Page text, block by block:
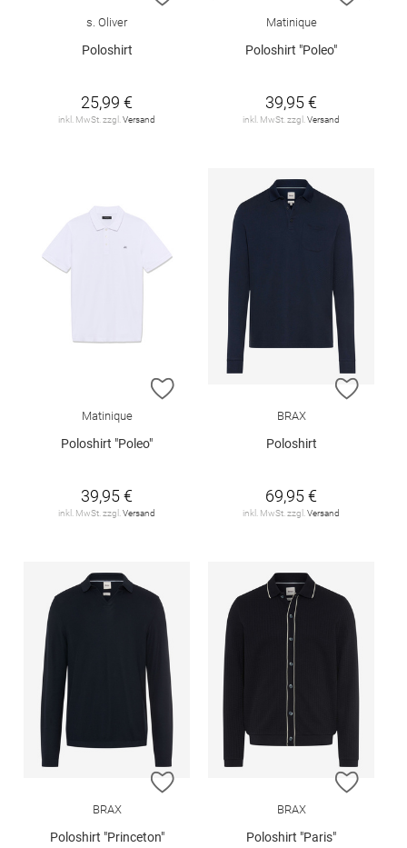
s. Oliver
Poloshirt
25,99 €
inkl. MwSt. zzgl.Versand
Matinique
Poloshirt "Poleo"
39,95 €
inkl. MwSt. zzgl.Versand
ZUR WUNSCHLISTE HINZUFÜGEN
Matinique
Poloshirt "Poleo"
39,95 €
inkl. MwSt. zzgl. Versand
ZUR
BRAX
Poloshirt
69,95 €
inkl. MwSt. zzgl. Versand
ZUR WUNSCHLISTE HINZUFÜGEN
BRAX
Poloshirt "Princeton"
ZUR
BRAX
Poloshirt "Paris"